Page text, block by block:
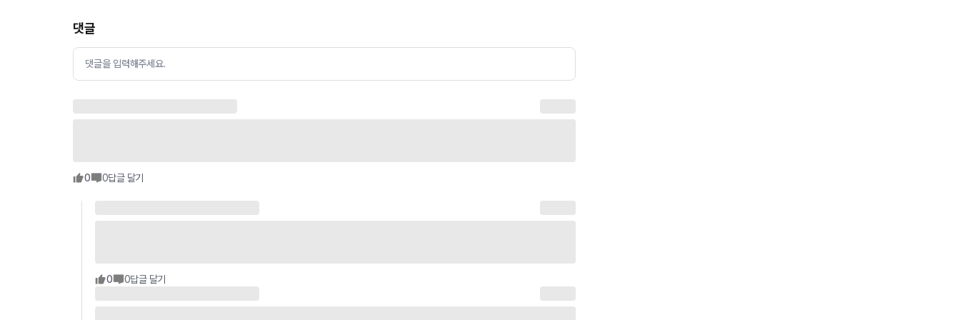
댓글
댓글을 입력해주세요.
0 0답글 달기
0 0답글 달기